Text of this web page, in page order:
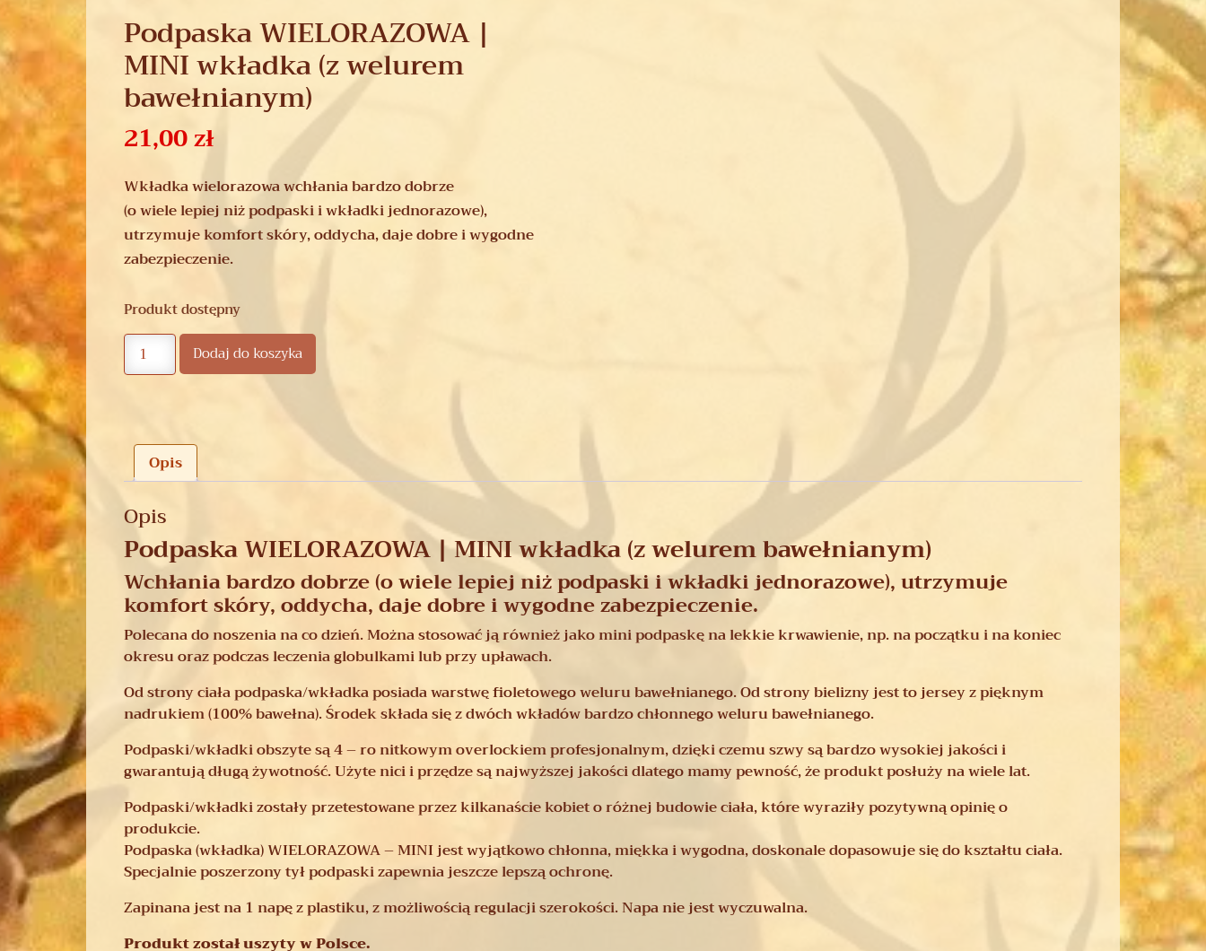
Podpaska WIELORAZOWA |
MINI wkładka (z welurem
bawełnianym)
21,00zł
Wkładka wielorazowa wchłania bardzo dobrze
(o wiele lepiej niż podpaski i wkładki jednorazowe),
utrzymuje komfort skóry, oddycha, daje dobre i wygodne
zabezpieczenie.
Produkt dostępny
Dodaj do koszyka
Opis
Opis
Podpaska WIELORAZOWA | MINI wkładka (z welurem bawełnianym)
Wchłania bardzo dobrze (o wiele lepiej niż podpaski i wkładki jednorazowe), utrzymuje
komfort skóry, oddycha, daje dobre i wygodne zabezpieczenie.
Polecana do noszenia na co dzień. Można stosować ją również jako mini podpaskę na lekkie krwawienie, np. na początku i na koniec
okresu oraz podczas leczenia globulkami lub przy upławach.
Od strony ciała podpaska/wkładka posiada warstwę fioletowego weluru bawełnianego. Od strony bielizny jest to jersey z pięknym
nadrukiem (100% bawełna). Środek składa się z dwóch wkładów bardzo chłonnego weluru bawełnianego.
Podpaski/wkładki obszyte są 4 – ro nitkowym overlockiem profesjonalnym, dzięki czemu szwy są bardzo wysokiej jakości i
gwarantują długą żywotność. Użyte nici i przędze są najwyższej jakości dlatego mamy pewność, że produkt posłuży na wiele lat.
Podpaski/wkładki zostały przetestowane przez kilkanaście kobiet o różnej budowie ciała, które wyraziły pozytywną opinię o
produkcie.
Podpaska (wkładka) WIELORAZOWA – MINI jest wyjątkowo chłonna, miękka i wygodna, doskonale dopasowuje się do kształtu ciała.
Specjalnie poszerzony tył podpaski zapewnia jeszcze lepszą ochronę.
Zapinana jest na 1 napę z plastiku, z możliwością regulacji szerokości. Napa nie jest wyczuwalna.
Produkt został uszyty w Polsce.